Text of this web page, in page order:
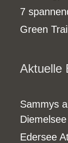
7
Green
Aktuelle
Sammys
Diemelsee
Edersee